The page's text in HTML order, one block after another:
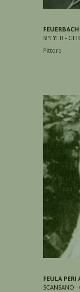
SPEYER -
Pittore
FEULA PERI
SCANSANO